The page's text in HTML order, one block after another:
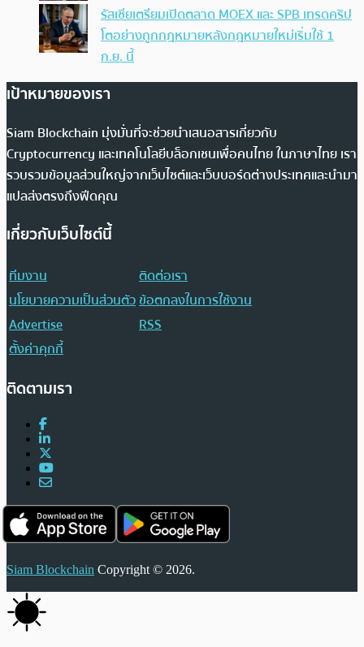
รัสเซียเตรียมเปิดตลาด MOEX และ SPB เทรดคริป
โตอย่างถูกกฎหมายหลังกฎหมายใหม่เริ่มใช้ 1
ก.ย. นี้
เป้าหมายของเรา
Siam Blockchain มุ่งมั่นที่จะช่วยนำเสนอสารเกี่ยวกับ
Cryptocurrency และเทคโนโลยีบล็อกเชนเพื่อคนไทย ในภาษาไทย เรา
รวบรวมข้อมูลส่วนใหญ่จากเว็บไซต์และเว็บบอร์ดต่างประเทศและนำมา
แปลส่งตรงถึงฟีดคุณ
เกี่ยวกับเว็บไซต์นี้
ทีมงาน
ติดต่อเรา
นโยบายความเป็นส่วนตัวข้อตกลงในการใช้งาน
Advertise
RSS
ตั้งค่าคุกกี้
ติดตามเรา
Siam Blockchain Copyright © 2026.